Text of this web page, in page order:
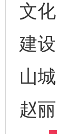
文
建
山
赵